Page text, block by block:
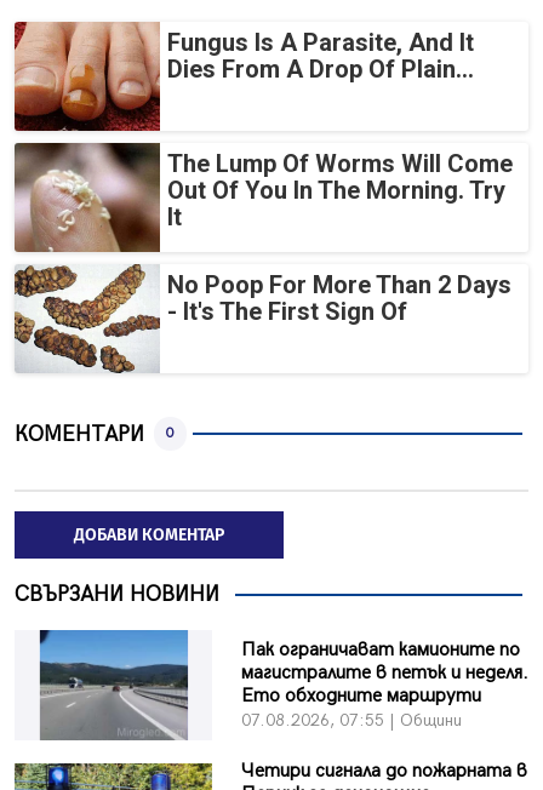
Fungus Is A Parasite, And It
Dies From A Drop Of Plain...
The Lump Of Worms Will Come
Out Of You In The Morning. Try
It
No Poop For More Than 2 Days
- It's The First Sign Of
КОМЕНТАРИ 0
ДОБАВИ КОМЕНТАР
СВЪРЗАНИ НОВИНИ
Пак ограничават камионите по
магистралите в петък и неделя.
Ето обходните маршрути
07.08.2026, 07:55 | Общини
Четири сигнала до пожарната в